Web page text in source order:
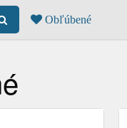
Obľúbené